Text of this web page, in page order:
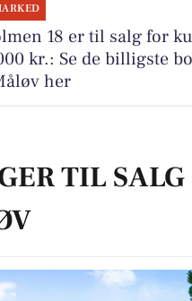
18 er til salg for
kr.: Se de billigste
her
TIL